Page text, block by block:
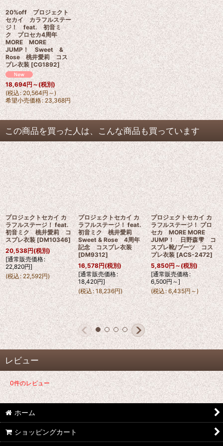
20%off プロジェクト
セカイ カラフルステー
ジ！ feat. 初音ミ
ク プロセカ4周年
MORE MORE
JUMP！ Sweet &
Rose 桃井愛莉 コス
プレ衣装 [CG1892]
18,694円～(税別)
(税込: 20,564円～)
希望小売価格: 23,368円
この商品を買った人は、こんな商品も買っています
プロジェクトセカイ カ
ラフルステージ！ feat.
初音ミク 桃井愛莉 コ
スプレ衣装 [DM10346]
20,538円(税別)
[通常販売価格:
22,820円]
(税込: 22,592円)
プロジェクトセカイ カ
ラフルステージ！ feat.
初音ミク 桃井愛莉
Sweet & Rose 4周年
記念 コスプレ衣装
[DM9312]
16,578円(税別)
[通常販売価格:
18,420円]
(税込: 18,236円)
プロジェクトセカイ カ
ラフルステージ！ プロ
セカ MORE MORE
JUMP！ 日野森雫 コ
スプレ靴/ブーツ コス
プレ衣装 [ACS-2472]
5,850円～(税別)
[通常販売価格:
6,500円～]
(税込 : 6,435円～)
レビュー
0件のレビュー
ホーム
ショッピングカート